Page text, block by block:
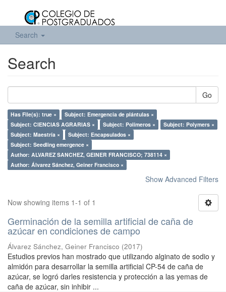
Search
Search
Go
Has File(s): true ×
Subject: Emergencia de plántulas ×
Subject: CIENCIAS AGRARIAS ×
Subject: Polímeros ×
Subject: Polymers ×
Subject: Maestría ×
Subject: Encapsulados ×
Subject: Seedling emergence ×
Author: ALVAREZ SANCHEZ, GEINER FRANCISCO; 738114 ×
Author: Álvarez Sánchez, Geiner Francisco ×
Show Advanced Filters
Now showing items 1-1 of 1
Germinación de la semilla artificial de caña de
azúcar en condiciones de campo
Álvarez Sánchez, Geiner Francisco (2017)
Estudios previos han mostrado que utilizando alginato de sodio y
almidón para desarrollar la semilla artificial CP-54 de caña de
azúcar, se logró darles resistencia y protección a las yemas de
caña de azúcar, sin inhibir ...